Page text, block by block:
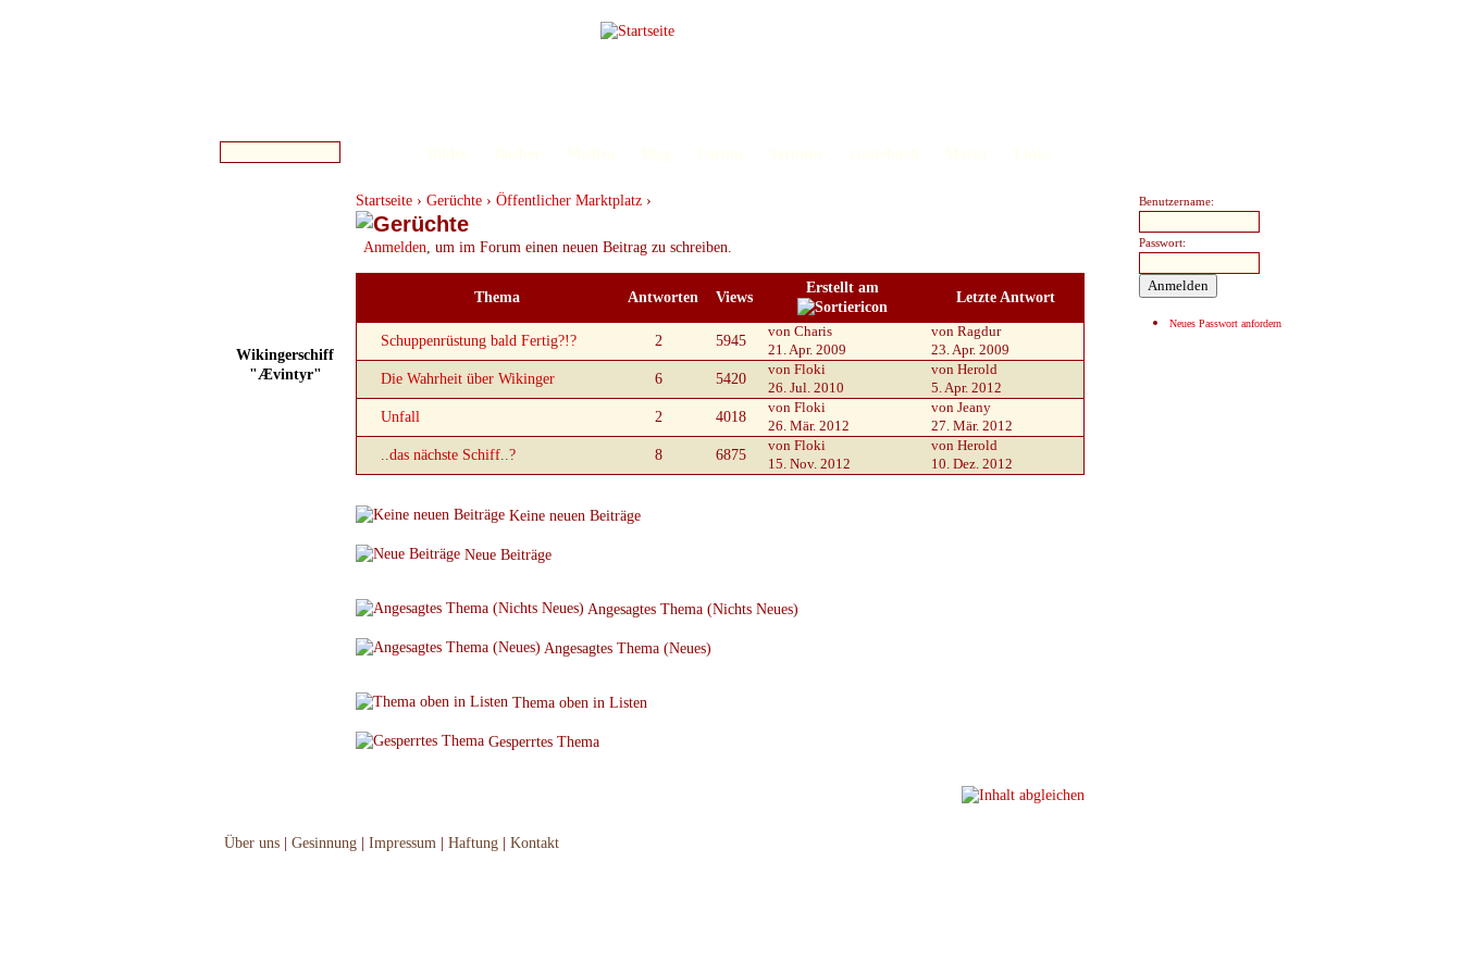
Startseite › Gerüchte › Öffentlicher Marktplatz ›
Anmelden, um im Forum einen neuen Beitrag zu schreiben.
Thema Antworten Views
Erstellt am
Letzte Antwort
Schuppenrüstung bald Fertig?!? 2 5945
von Charis
21. Apr. 2009
von Ragdur
23. Apr. 2009
Die Wahrheit über Wikinger 6 5420
von Floki
26. Jul. 2010
von Herold
5. Apr. 2012
Unfall 2 4018
von Floki
26. Mär. 2012
von Jeany
27. Mär. 2012
..das nächste Schiff..? 8 6875
von Floki
15. Nov. 2012
von Herold
10. Dez. 2012
Keine neuen Beiträge
Neue Beiträge
Angesagtes Thema (Nichts Neues)
Angesagtes Thema (Neues)
Thema oben in Listen
Gesperrtes Thema
Wikingerschiff
"Ævintyr"
Benutzername:
Passwort:
Neues Passwort anfordern
Über uns Gesinnung Impressum Haftung Kontakt